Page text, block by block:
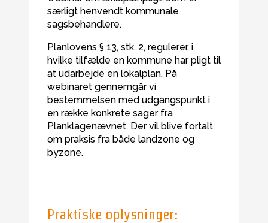
særligt henvendt kommunale
sagsbehandlere.
Planlovens § 13, stk. 2, regulerer, i
hvilke tilfælde en kommune har pligt til
at udarbejde en lokalplan. På
webinaret gennemgår vi
bestemmelsen med udgangspunkt i
en række konkrete sager fra
Planklagenævnet. Der vil blive fortalt
om praksis fra både landzone og
byzone.
Praktiske oplysninger: